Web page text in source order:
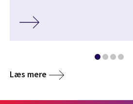
Læs mere